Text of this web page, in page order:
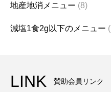
地産地消メニュー (8)
減塩1食2g以下のメニュー
LINK 賛助会員リンク